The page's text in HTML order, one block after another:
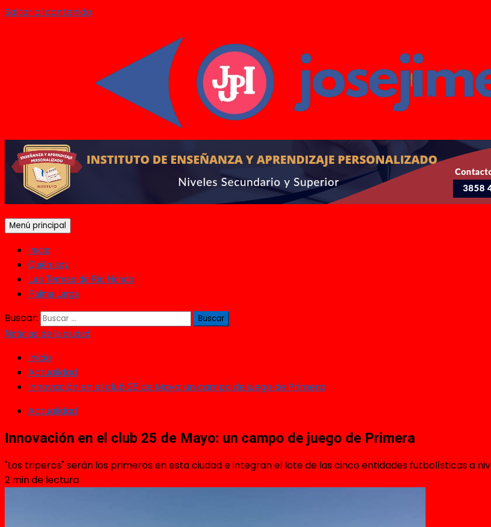
Saltar al contenido
Menú principal
Inicio
Quién soy
Las Termas de Río Hondo
Palma Larga
Buscar:
Noticias de la ciudad
Inicio
Actualidad
Innovación en el club 25 de Mayo: un campo de juego de Primera
Actualidad
Innovación en el club 25 de Mayo: un campo de juego de Primera
"Los triperos" serán los primeros en esta ciudad e integran el lote de las cinco entidades futbolísticas a
2 min de lectura